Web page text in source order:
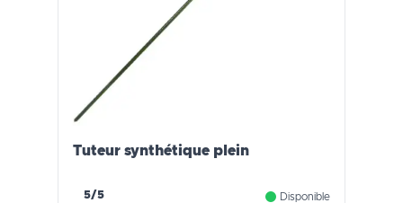
Tuteur synthétique plein
5/5 Disponible